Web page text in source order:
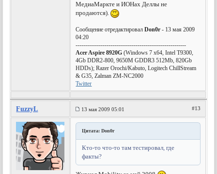
МедиаМаркте и ИОНах Деллы не
продаются).
Сообщение отредактировалDon0r - 13 мая 2009
04:20
---------------------------------------------------------
Acer Aspire 8920G (Windows 7 x64, Intel T9300,
4Gb DDR2-800, 9650M GDDR3 512Mb, 820Gb
HDDs); Razer Orochi/Kabuto, Logitech ChillStream
& G35, Zalman ZM-NC2000
Twitter
FuzzyL 13 мая 2009 05:01 #13
Цитата: Don0r
Кто-то что-то там тестировал, где
факты?